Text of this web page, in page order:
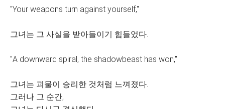
"Your weapons turn against yourself,"
그녀는 그 사실을 받아들이기 힘들었다.
"A downward spiral, the shadowbeast has won,"
그녀는 괴물이 승리한 것처럼 느껴졌다.
그러나 그 순간,